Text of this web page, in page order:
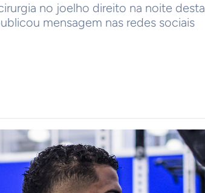
no joelho direito na noite desta
mensagem nas redes sociais